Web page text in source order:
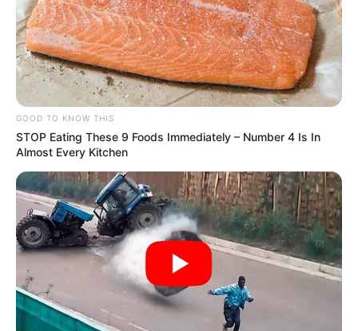
GOOD TO KNOW THIS
STOP Eating These 9 Foods Immediately – Number 4 Is In
Almost Every Kitchen